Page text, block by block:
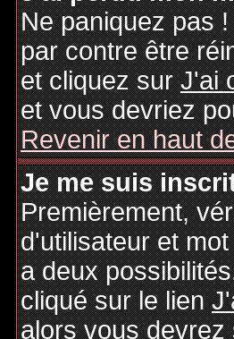
Ne paniquez pas
par contre être
et cliquez surJ'ai
et vous devriez
Revenir en haut
Je me suis
Premièrement,
d'utilisateur et
a deux
cliqué sur le lien
alors vous